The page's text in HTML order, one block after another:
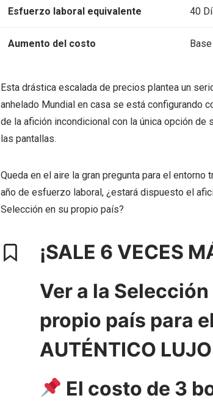
Esfuerzo laboral equivalente 40
Aumento del costo
Esta drástica escalada de precios plantea un
anhelado Mundial en casa se está configurando
de la afición incondicional con la única opción
las pantallas.
Queda en el aire la gran pregunta para el
año de esfuerzo laboral, ¿estará dispuesto el
Selección en su propio país?
¡SALE 6 VECES
Ver a la
propio país para
AUTÉNTICO
El costo de 3